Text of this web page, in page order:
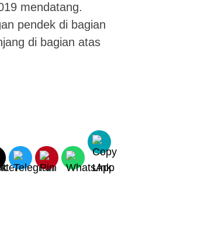
mendatang.
pendek di bagian
di bagian atas